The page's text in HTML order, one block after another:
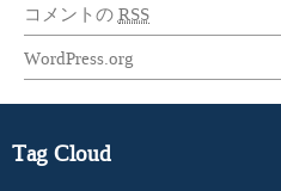
コメントの RSS
WordPress.org
Tag Cloud